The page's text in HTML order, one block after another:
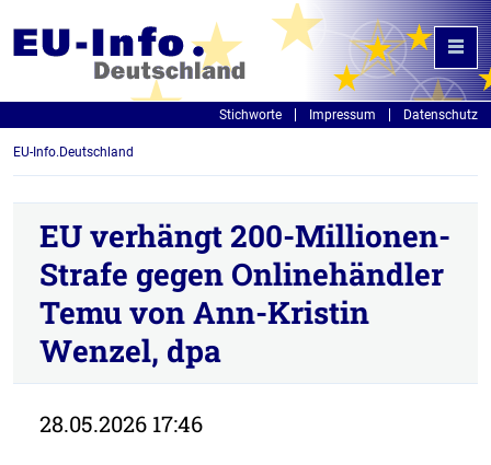
Stichworte Impressum Datenschutz
EU-Info.Deutschland
EU verhängt 200-Millionen-
Strafe gegen Onlinehändler
Temu von Ann-Kristin
Wenzel, dpa
28.05.2026 17:46